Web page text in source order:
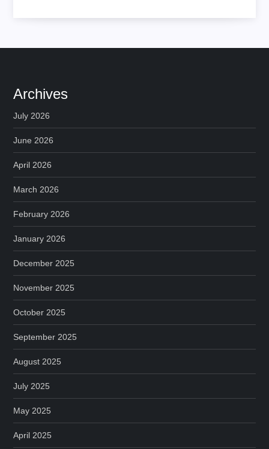
Archives
July 2026
June 2026
April 2026
March 2026
February 2026
January 2026
December 2025
November 2025
October 2025
September 2025
August 2025
July 2025
May 2025
April 2025